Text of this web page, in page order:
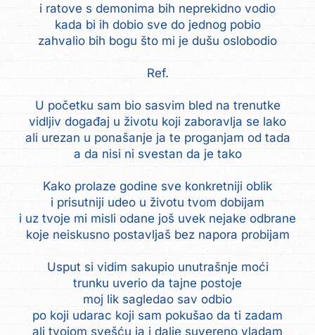
i ratove s demonima bih neprekidno vodio
kada bi ih dobio sve do jednog pobio
zahvalio bih bogu što mi je dušu oslobodio
Ref.
U početku sam bio sasvim bled na trenutke
vidljiv događaj u životu koji zaboravlja se lako
ali urezan u ponašanje ja te proganjam od tada
a da nisi ni svestan da je tako
Kako prolaze godine sve konkretniji oblik
i prisutniji udeo u životu tvom dobijam
i uz tvoje mi misli odane još uvek nejake odbrane
koje neiskusno postavljaš bez napora probijam
Usput si vidim sakupio unutrašnje moći
trunku uverio da tajne postoje
moj lik sagledao sav odbio
po koji udarac koji sam pokušao da ti zadam
ali tvojom svešću ja i dalje suvereno vladam